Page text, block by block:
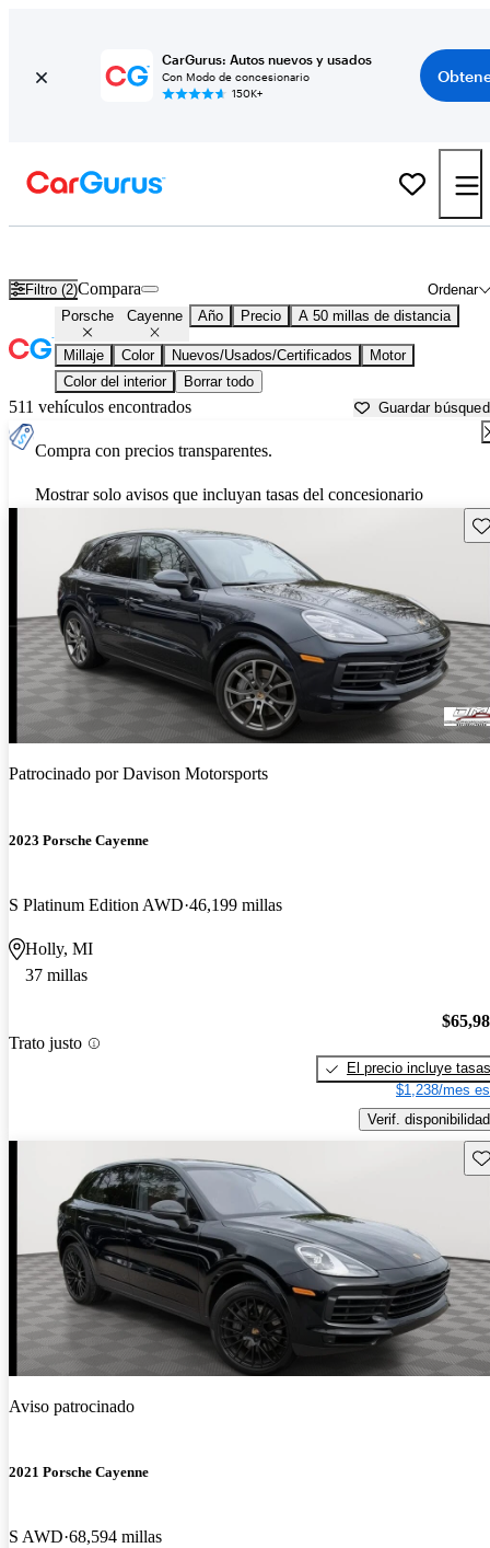
CarGurus: Autos nuevos y usados
Con Modo de concesionario
150K+
Filtro (2) Ordenar
Compara
Porsche Cayenne Año Precio A 50 millas de distancia
Millaje Color Nuevos/Usados/Certificados
Motor
Color del interior
Borrar todo
511 vehículos encontrados Guardar
Compra con precios transparentes.
Mostrar solo avisos que incluyan tasas del concesionario
Patrocinado porDavison Motorsports
2023 Porsche Cayenne
S Platinum Edition AWD 46,199 millas
Holly, MI
37 millas
Trato justo
El precio incluye tasas
$1,238/mes
Verif. disponibilidad
Aviso patrocinado
2021 Porsche Cayenne
S AWD 68,594 millas